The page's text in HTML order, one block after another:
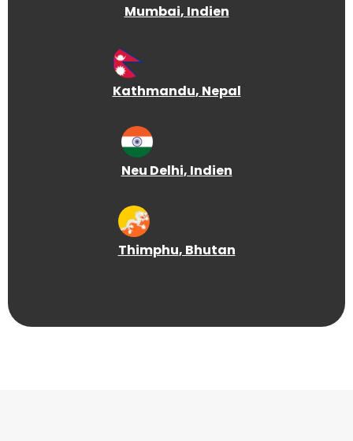
Mumbai, Indien
Kathmandu, Nepal
Neu Delhi, Indien
Thimphu, Bhutan